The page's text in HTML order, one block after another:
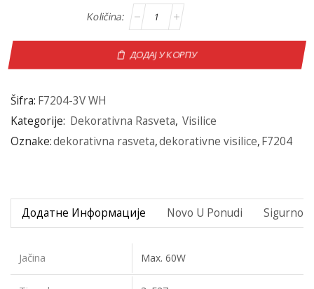
ДОДАЈ У КОРПУ
Šifra: F7204-3V WH
Kategorije: Dekorativna Rasveta, Visilice
Oznake:dekorativna rasveta,dekorativne visilice,F7204
Додатне Информације Novo U Ponudi Sigurno
Jačina Max. 60W